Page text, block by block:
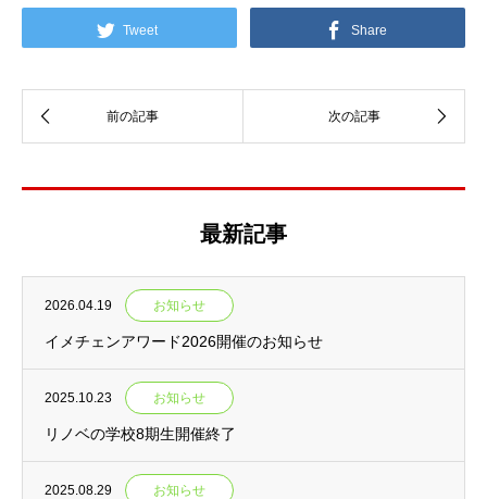
Tweet Share
最新記事
2026.04.19 お知らせ
イメチェンアワード2026開催のお知らせ
2025.10.23 お知らせ
リノベの学校8期生開催終了
2025.08.29 お知らせ